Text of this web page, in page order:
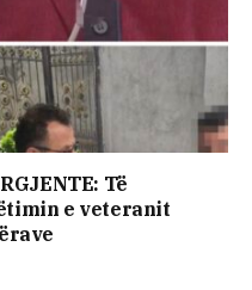
Të
e veteranit